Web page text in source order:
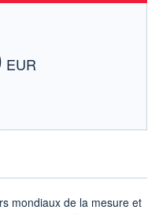
EUR
RÉEL
mondiaux de la mesure et